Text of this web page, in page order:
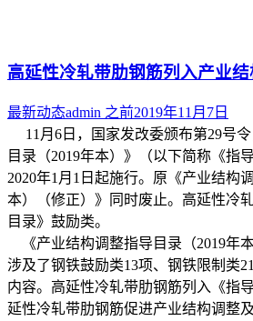
高延性冷轧带肋钢筋列入产业
最新动态admin 之前2019年11月7日
11月6日，国家发改委颁布第29号
目录（2019年本）》（以下简称《指
2020年1月1日起施行。原《产业结构
本）（修正）》同时废止。高延性冷
目录》鼓励类。
《产业结构调整指导目录（2019年
涉及了钢铁鼓励类13项、钢铁限制类
内容。高延性冷轧带肋钢筋列入《指
延性冷轧带肋钢筋促进产业结构调整